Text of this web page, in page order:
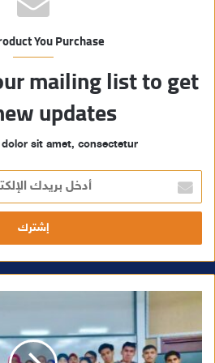
You Purchase
mailing list to get
updates!
sit amet, consectetur.
خ
ل
ر
ا
ل
ل
ك